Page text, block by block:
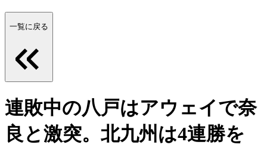
一覧に戻る
連敗中の八戸はアウェイで奈
良と激突。北九州は4連勝を